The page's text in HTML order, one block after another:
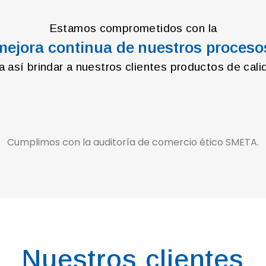
Estamos comprometidos con la
continua de nuestros
así brindar a nuestros clientes productos de
Cumplimos con la auditoría de comercio ético SMETA.
Nuestros clientes